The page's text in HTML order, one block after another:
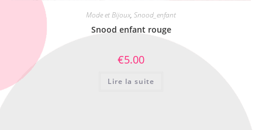
Mode et Bijoux, Snood_enfant
Snood enfant rouge
€5.00
Lire la suite